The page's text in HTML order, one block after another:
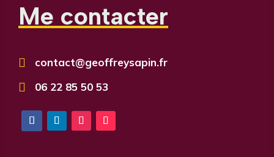
Me contacter
 contact@geoffreysapin.fr
 06 22 85 50 53